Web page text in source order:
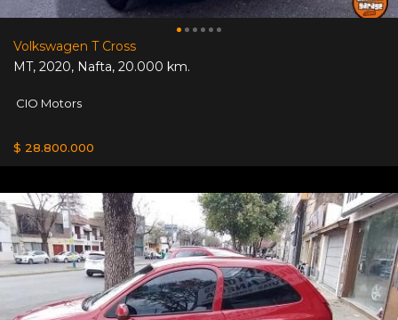
Volkswagen T Cross
MT, 2020, Nafta, 20.000 km.
CIO Motors
$ 28.800.000